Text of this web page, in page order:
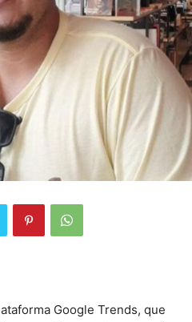
Google Trends, que